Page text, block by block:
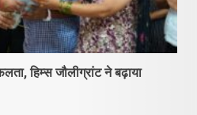
हिम्स जौलीग्रांट ने बढ़ाया